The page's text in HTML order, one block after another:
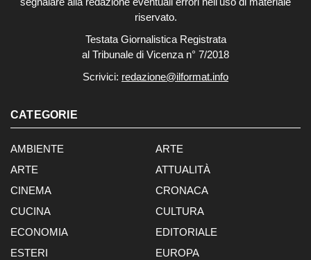
riservato.
Testata Giornalistica Registrata
al Tribunale di Vicenza n° 7/2018
Scrivici: redazione@ilformat.info
CATEGORIE
AMBIENTE
ARTE
ARTE
ATTUALITÀ
CINEMA
CRONACA
CUCINA
CULTURA
ECONOMIA
EDITORIALE
ESTERI
EUROPA